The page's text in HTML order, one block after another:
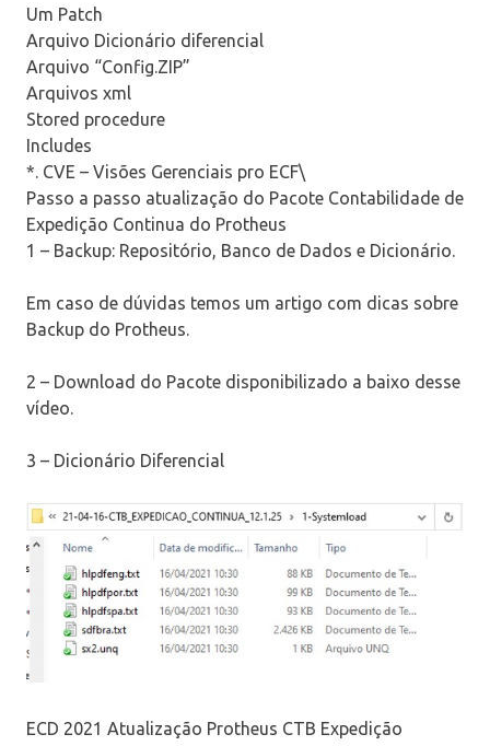
Um Patch
Arquivo Dicionário diferencial
Arquivo “Config.ZIP”
Arquivos xml
Stored procedure
Includes
*. CVE – Visões Gerenciais pro ECF\
Passo a passo atualização do Pacote Contabilidade de
Expedição Continua do Protheus
1 – Backup: Repositório, Banco de Dados e Dicionário.
Em caso de dúvidas temos um artigo com dicas sobre
Backup do Protheus.
2 – Download do Pacote disponibilizado a baixo desse
vídeo.
3 – Dicionário Diferencial
ECD 2021 Atualização Protheus CTB Expedição